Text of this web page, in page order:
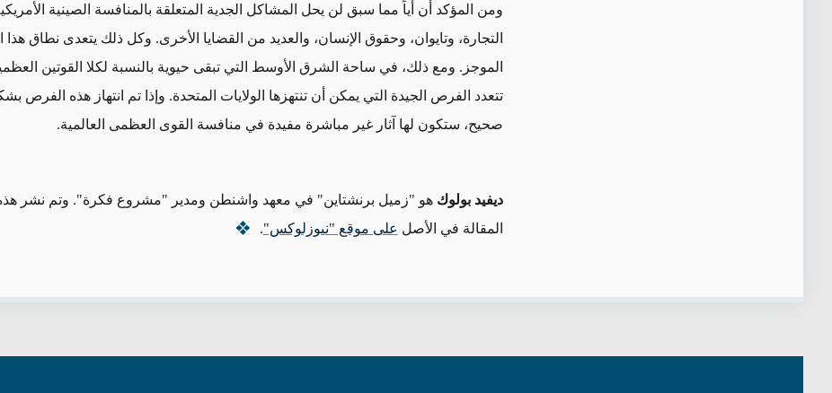
ومن المؤكد أن أياً مما سبق لن يحل المشاكل الجدية المتعلقة بالمنافسة الصينية
التجارة، وتايوان، وحقوق الإنسان، والعديد من القضايا الأخرى. وكل ذلك يتعدى نطاق هذا
الموجز. ومع ذلك، في ساحة الشرق الأوسط التي تبقى حيوية بالنسبة لكلا القوتين
تتعدد الفرص الجيدة التي يمكن أن تنتهزها الولايات المتحدة. وإذا تم انتهاز هذه الفرص
صحيح، ستكون لها آثار غير مباشرة مفيدة في منافسة القوى العظمى العالمية.
ديفيد بولوك هو "زميل برنشتاين" في معهد واشنطن ومدير "مشروع فكرة". وتم نشر
المقالة في الأصل على موقع "نيوزلوكس".